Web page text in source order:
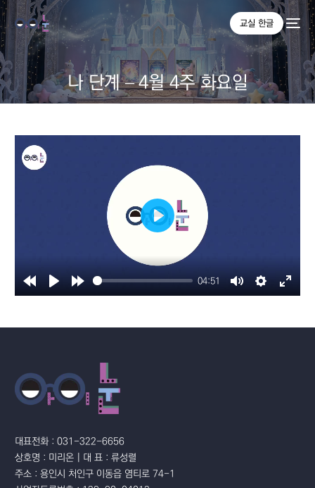
교실 한글
나 단계 – 4월 4주 화요일
Rewind
Play Forward
04:51
MuteSettings
Enter
Play
대표전화 : 031-322-6656
상호명 : 미리온 | 대 표 : 류성렬
주소 : 용인시 처인구 이동읍 염티로 74-1